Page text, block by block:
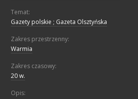
Temat:
Gazety polskie ; Gazeta Olsztyńska
Zakres przestrzenny:
Warmia
Zakres czasowy:
20 w.
Opis: